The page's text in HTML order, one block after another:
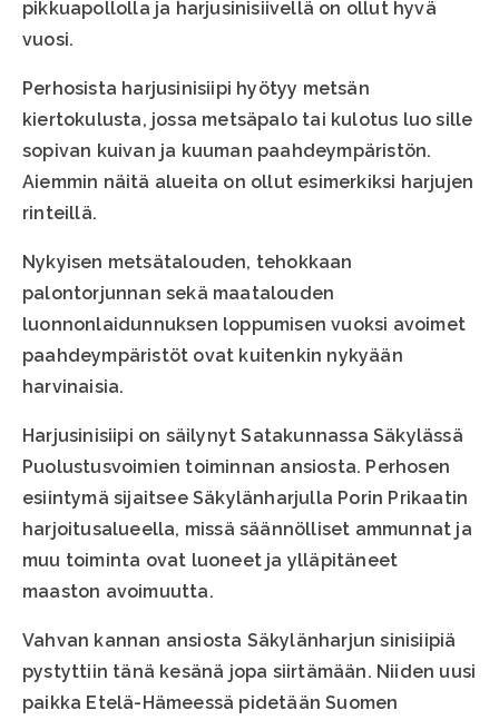
pikkuapollolla ja harjusinisiivellä on ollut hyvä
vuosi.
Perhosista harjusinisiipi hyötyy metsän
kiertokulusta, jossa metsäpalo tai kulotus luo sille
sopivan kuivan ja kuuman paahdeympäristön.
Aiemmin näitä alueita on ollut esimerkiksi harjujen
rinteillä.
Nykyisen metsätalouden, tehokkaan
palontorjunnan sekä maatalouden
luonnonlaidunnuksen loppumisen vuoksi avoimet
paahdeympäristöt ovat kuitenkin nykyään
harvinaisia.
Harjusinisiipi on säilynyt Satakunnassa Säkylässä
Puolustusvoimien toiminnan ansiosta. Perhosen
esiintymä sijaitsee Säkylänharjulla Porin Prikaatin
harjoitusalueella, missä säännölliset ammunnat ja
muu toiminta ovat luoneet ja ylläpitäneet
maaston avoimuutta.
Vahvan kannan ansiosta Säkylänharjun sinisiipiä
pystyttiin tänä kesänä jopa siirtämään. Niiden uusi
paikka Etelä-Hämeessä pidetään Suomen